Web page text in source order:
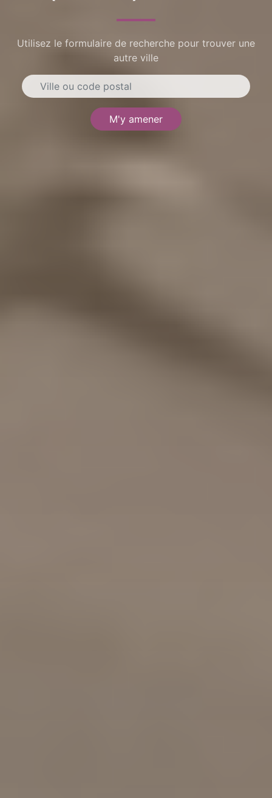
Utilisez le formulaire de recherche pour trouver une
autre ville
M'y amener